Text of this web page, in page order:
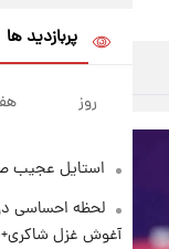
۱
پربازدید ها
روز
استایل عجیب
لحظه احساسی
آغوش غزل